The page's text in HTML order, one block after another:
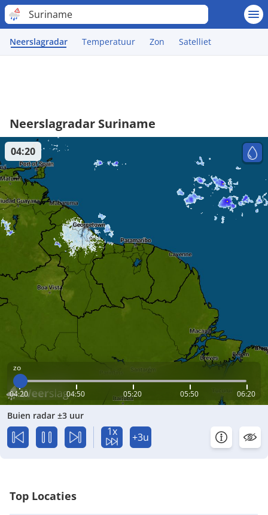
Suriname
Neerslagradar Temperatuur Zon Satelliet
Neerslagradar Suriname
zo
04:20 04:50 05:20 05:50 06:20
04:20
Buien radar ±3 uur
1x +3u
Top Locaties